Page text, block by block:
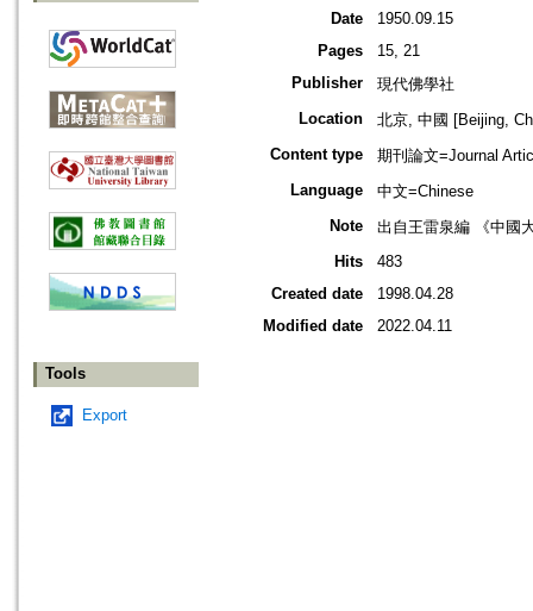
Tools
Export
Date
1950.09.15
Pages
15, 21
Publisher
現代佛學社
Location
北京, 中國 [Beijing,
Content type
期刊論文=Journal
Language
中文=Chinese
Note
出自王雷泉編 《中國
Hits
483
Created date
1998.04.28
Modified date
2022.04.11